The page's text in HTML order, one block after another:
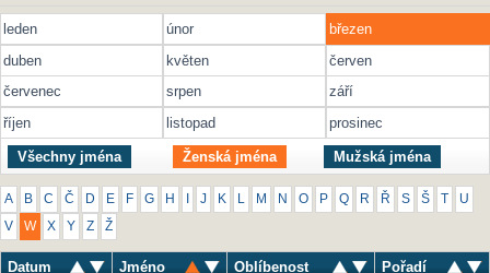
leden únor
březen
duben
květen
červen
červenec
srpen
září
říjen
listopad prosinec
Všechny jména Ženská jména Mužská jména
A B C Č D E F G H J K M N O P Q R Ř S Š U
V W X Y Z Ž
Datum Jméno Oblíbenost Pořadí